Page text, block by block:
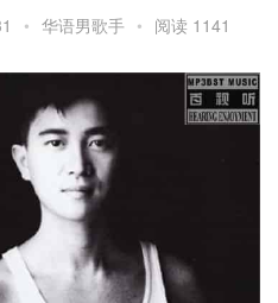
• 华语男歌手 • 阅读 1141